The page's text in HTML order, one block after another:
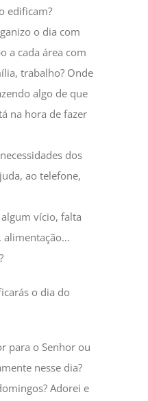
edificam?
o dia com
a cada área com
trabalho? Onde
algo de que
na hora de fazer
dos
ao telefone,
vício, falta
alimentação…
o dia do
para o Senhor ou
nesse dia?
Adorei e